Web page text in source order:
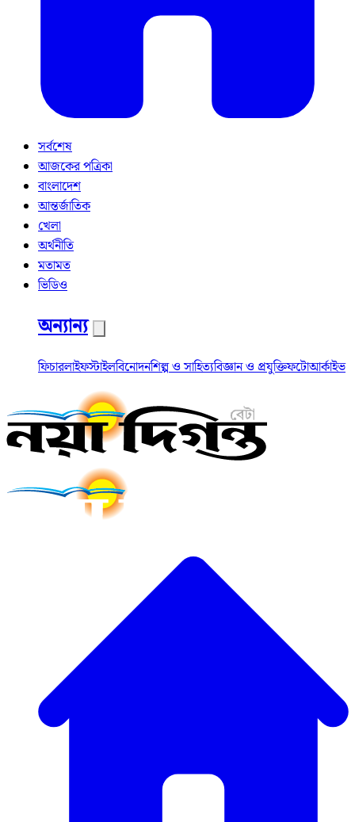
সর্বশেষ
আজকের পত্রিকা
বাংলাদেশ
আন্তর্জাতিক
খেলা
অর্থনীতি
মতামত
ভিডিও
অন্যান্য
ফিচারলাইফস্টাইলবিনোদনশিল্প ও সাহিত্যবিজ্ঞান ও প্রযুক্তিফটোআর্কাইভ